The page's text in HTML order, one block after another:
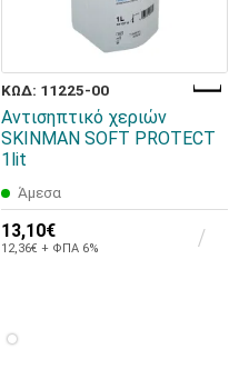
ΚΩΔ: 11225-00
Αντισηπτικό χεριών
SKINMAN SOFT PROTECT
1lit
Άμεσα
13,10€
12,36€ + ΦΠΑ 6%